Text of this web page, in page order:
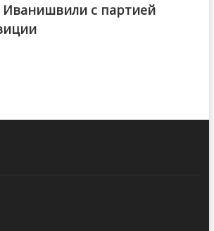
Иванишвили с партией